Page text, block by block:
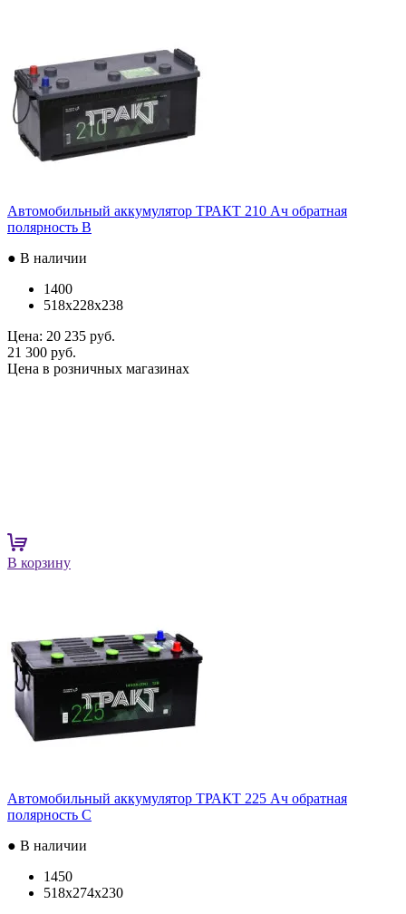
Автомобильный аккумулятор ТРАКТ 210 Ач обратная
полярность B
● В наличии
1400
518x228x238
Цена: 20 235 руб.
21 300 руб.
Цена в розничных магазинах
В корзину
Автомобильный аккумулятор ТРАКТ 225 Ач обратная
полярность C
● В наличии
1450
518x274x230